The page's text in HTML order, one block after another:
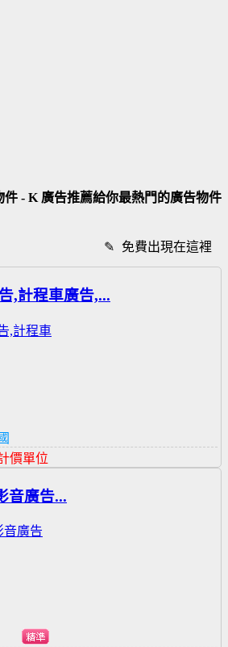
件 - K 廣告推薦給你最熱門的廣告物件
✎ 免費出現在這裡
,計程車廣告,...
價單位
音廣告...